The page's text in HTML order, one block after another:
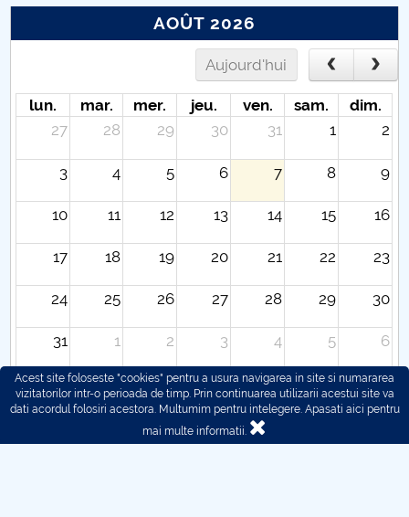
AOÛT 2026
Aujourd'hui
lun. mar. mer. jeu. ven. sam.
dim.
27
28 29 30 31 1 2
3 4 5 6 7 8 9
10 11 12 13 14 15 16
17 18 19 20 21 22 23
24 25 26 27 28 29 30
31 1 2 3 4 5 6
Acest site foloseste "cookies" pentru a usura navigarea in site si numararea
vizitatorilor intr-o perioada de timp. Prin continuarea utilizarii acestui site va
dati acordul folosiri acestora. Multumim pentru intelegere. Apasati aici pentru
mai multe informatii.